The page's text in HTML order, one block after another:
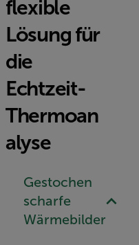
flexible
Lösung für
die
Echtzeit-
Thermoan
alyse
Gestochen
scharfe
Wärmebilder